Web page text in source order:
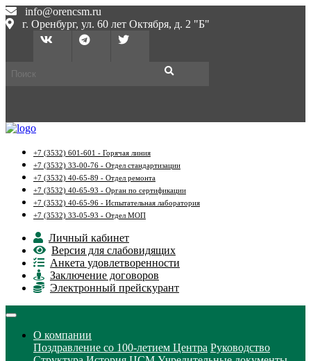
info@orencsm.ru
г. Оренбург, ул. 60 лет Октября, д. 2 "Б"
+7 (3532) 601-601 - Горячая линия
+7 (3532) 33-00-76 - Отдел стандартизации
+7 (3532) 40-65-89 - Отдел ремонта
+7 (3532) 40-65-93 - Орган по сертификации
+7 (3532) 40-65-96 - Испытательная лаборатория
+7 (3532) 33-05-93 - Отдел МОП
Личный кабинет
Версия для слабовидящих
Анкета удовлетворенности
Заключение договоров
Электронный прейскурант
О компании
Поздравление со 100-летием Центра Руководство